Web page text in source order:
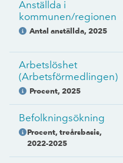
Anställda i
kommunen/regionen
Antal anställda, 2025
Arbetslöshet
(Arbetsförmedlingen)
Procent, 2025
Befolkningsökning
Procent, treårsbasis,
2022-2025